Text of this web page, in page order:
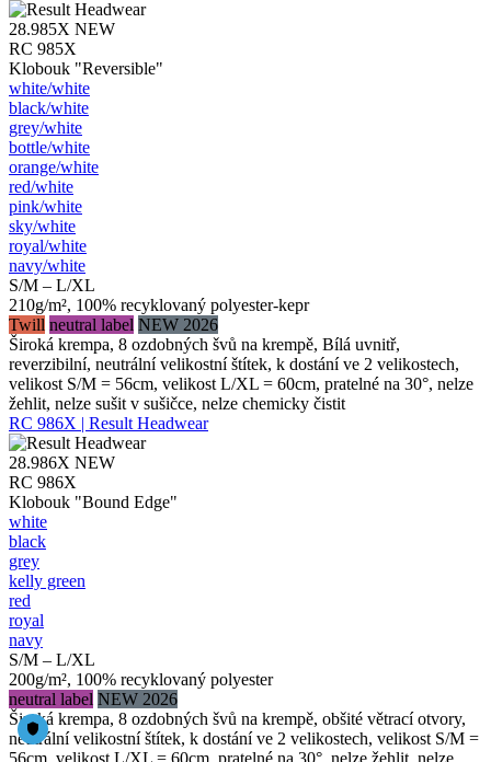
28.985X NEW
RC 985X
Klobouk "Reversible"
white/​white
black/​white
grey/​white
bottle/​white
orange/​white
red/​white
pink/​white
sky/​white
royal/​white
navy/​white
S/M – L/XL
210g/m², 100% recyklovaný polyester-kepr
Twill neutral label NEW 2026
Široká krempa, 8 ozdobných švů na krempě, Bílá uvnitř,
reverzibilní, neutrální velikostní štítek, k dostání ve 2 velikostech,
velikost S/M = 56cm, velikost L/XL = 60cm, pratelné na 30°, nelze
žehlit, nelze sušit v sušičce, nelze chemicky čistit
RC 986X | Result Headwear
28.986X NEW
RC 986X
Klobouk "Bound Edge"
white
black
grey
kelly green
red
royal
navy
S/M – L/XL
200g/m², 100% recyklovaný polyester
neutral label NEW 2026
Široká krempa, 8 ozdobných švů na krempě, obšité větrací otvory,
neutrální velikostní štítek, k dostání ve 2 velikostech, velikost S/M =
56cm, velikost L/XL = 60cm, pratelné na 30°, nelze žehlit, nelze